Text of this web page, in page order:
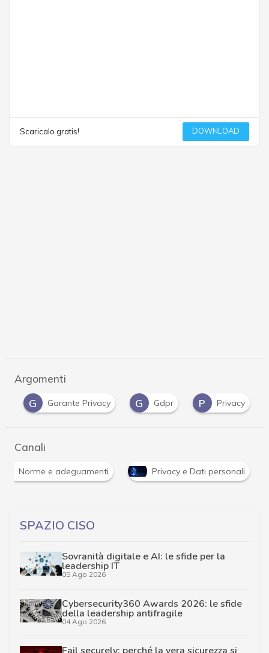
Scaricalo gratis! DOWNLOAD
Argomenti
G Garante Privacy G Gdpr P Privacy
Canali
Norme e adeguamenti Privacy e Dati personali
SPAZIO CISO
Sovranità digitale e AI: le sfide per la
leadership IT
05 Ago 2026
Cybersecurity360 Awards 2026: le sfide
della leadership antifragile
04 Ago 2026